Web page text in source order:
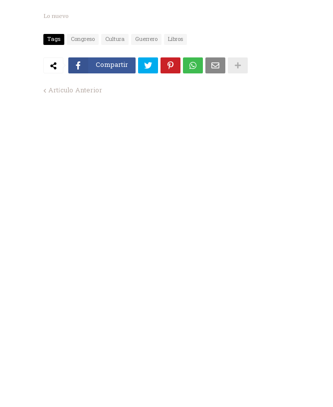
Lo nuevo
Tags Congreso Cultura Guerrero Libros
Compartir
Artículo Anterior